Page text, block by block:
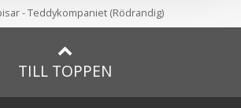
- Teddykompaniet (Rödrandig)
TILL TOPPEN